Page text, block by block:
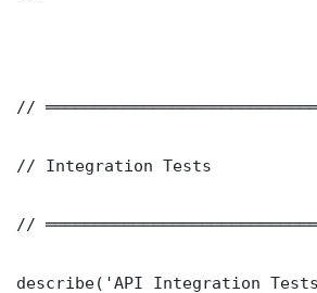
//
// Integration Tests
//
describe('API Integration